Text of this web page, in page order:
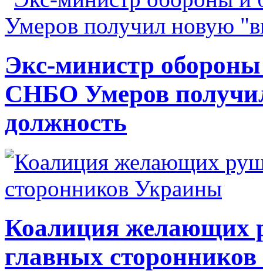
Экс-министр
СНБО Умеров
должность
Коалиция желающих
главных